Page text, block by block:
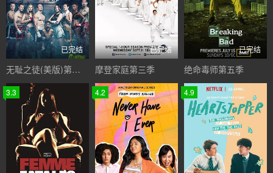
已完结
无耻之徒(美版)第十季
已完结
摩登家庭第三季
已完结
绝命毒师第五季
3.3 4.2 4.9